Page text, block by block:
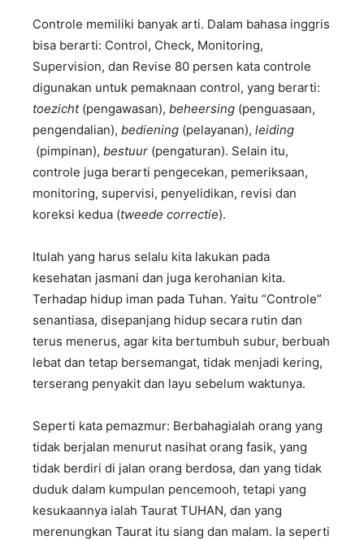
Controle memiliki banyak arti. Dalam bahasa inggris
bisa berarti: Control, Check, Monitoring,
Supervision, dan Revise 80 persen kata controle
digunakan untuk pemaknaan control, yang berarti:
toezicht(pengawasan), beheersing (penguasaan,
pengendalian), bediening (pelayanan), leiding
(pimpinan), bestuur (pengaturan). Selain itu,
controle juga berarti pengecekan, pemeriksaan,
monitoring, supervisi, penyelidikan, revisi dan
koreksi kedua (tweede correctie).
Itulah yang harus selalu kita lakukan pada
kesehatan jasmani dan juga kerohanian kita.
Terhadap hidup iman pada Tuhan. Yaitu “Controle”
senantiasa, disepanjang hidup secara rutin dan
terus menerus, agar kita bertumbuh subur, berbuah
lebat dan tetap bersemangat, tidak menjadi kering,
terserang penyakit dan layu sebelum waktunya.
Seperti kata pemazmur: Berbahagialah orang yang
tidak berjalan menurut nasihat orang fasik, yang
tidak berdiri di jalan orang berdosa, dan yang tidak
duduk dalam kumpulan pencemooh, tetapi yang
kesukaannya ialah Taurat TUHAN, dan yang
merenungkan Taurat itu siang dan malam. Ia seperti